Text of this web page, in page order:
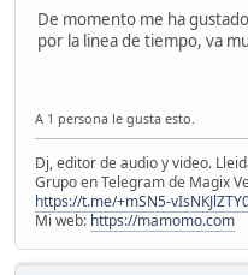
De momento me ha
por la linea de tiempo, va
A 1 persona le gusta esto.
Dj, editor de audio y video.
Grupo en Telegram de Magix
https://t.me/+mSN5-
Mi web: https://mamomo.com